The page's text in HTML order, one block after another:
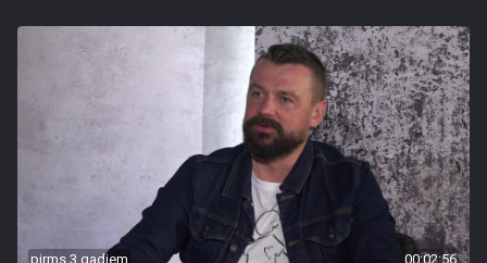
pirms 3 gadiem 00:02:56